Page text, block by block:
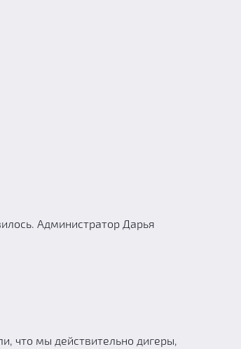
Администратор Дарья
что мы действительно дигеры,